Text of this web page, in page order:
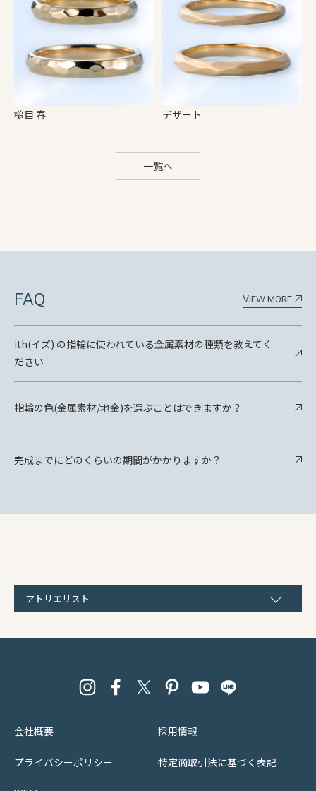
槌目 春 デザート
一覧へ
FAQ View more
ith(イズ) の指輪に使われている金属素材の種類を教えてく
ださい
指輪の色(金属素材/地金)を選ぶことはできますか？
完成までにどのくらいの期間がかかりますか？
アトリエリスト
会社概要 採用情報
プライバシーポリシー 特定商取引法に基づく表記